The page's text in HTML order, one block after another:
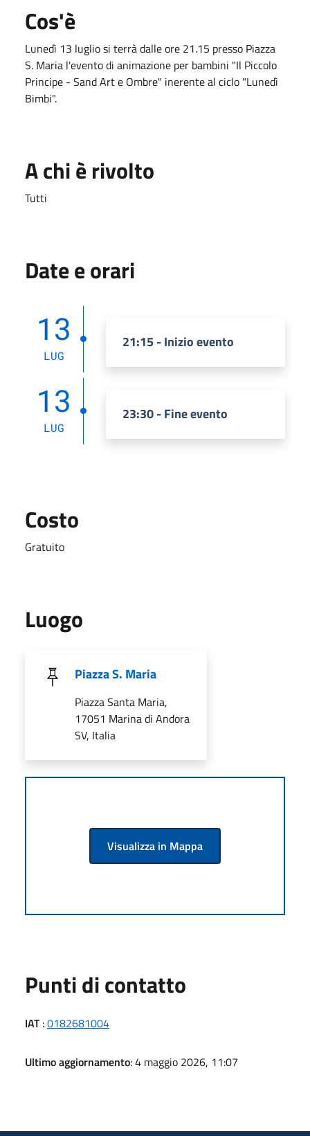
Cos'è
Lunedì 13 luglio si terrà dalle ore 21.15 presso Piazza
S. Maria l'evento di animazione per bambini "Il Piccolo
Principe - Sand Art e Ombre" inerente al ciclo "Lunedì
Bimbi".
A chi è rivolto
Tutti
Date e orari
13
LUG
21:15 - Inizio evento
13
LUG
23:30 - Fine evento
Costo
Gratuito
Luogo
Piazza S. Maria
Piazza Santa Maria,
17051 Marina di Andora
SV, Italia
Visualizza in Mappa
Punti di contatto
IAT:0182681004
Ultimo aggiornamento: 4 maggio 2026, 11:07